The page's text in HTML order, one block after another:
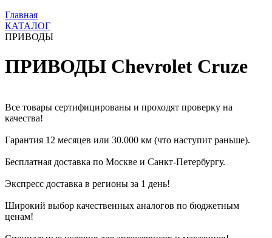
Главная
КАТАЛОГ
ПРИВОДЫ
ПРИВОДЫ Chevrolet Cruze
Все товары сертифицированы и проходят проверку на
качества!
Гарантия 12 месяцев или 30.000 км (что наступит раньше).
Бесплатная доставка по Москве и Санкт-Петербургу.
Экспресс доставка в регионы за 1 день!
Широкий выбор качественных аналогов по бюджетным
ценам!